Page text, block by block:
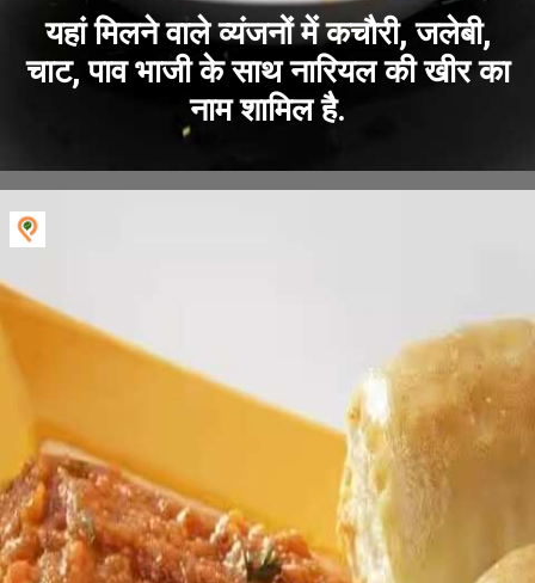
यहां मिलने वाले व्यंजनों में कचौरी, जलेबी,
चाट, पाव भाजी के साथ नारियल की खीर का
नाम शामिल है.